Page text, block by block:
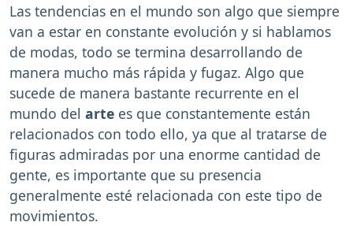
Las tendencias en el mundo son algo que siempre
van a estar en constante evolución y si hablamos
de modas, todo se termina desarrollando de
manera mucho más rápida y fugaz. Algo que
sucede de manera bastante recurrente en el
mundo del arte es que constantemente están
relacionados con todo ello, ya que al tratarse de
figuras admiradas por una enorme cantidad de
gente, es importante que su presencia
generalmente esté relacionada con este tipo de
movimientos.